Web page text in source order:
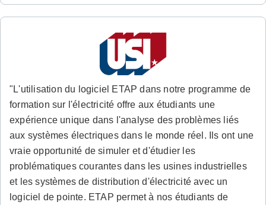
"L'utilisation du logiciel ETAP dans notre programme de
formation sur l'électricité offre aux étudiants une
expérience unique dans l'analyse des problèmes liés
aux systèmes électriques dans le monde réel. Ils ont une
vraie opportunité de simuler et d'étudier les
problématiques courantes dans les usines industrielles
et les systèmes de distribution d'électricité avec un
logiciel de pointe. ETAP permet à nos étudiants de